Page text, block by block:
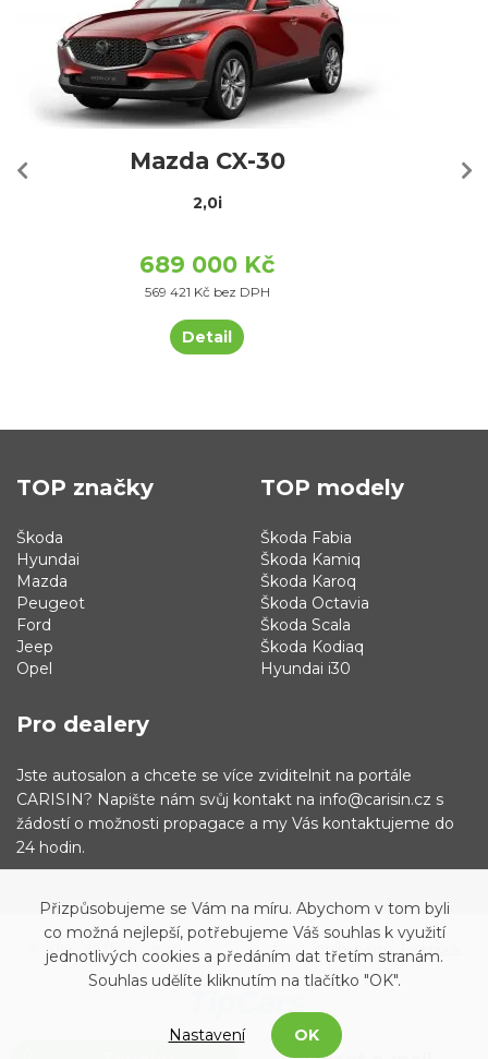
Mazda CX-30
2,0i
689 000 Kč
569 421 Kč bez DPH
Detail
TOP značky
Škoda
Hyundai
Mazda
Peugeot
Ford
Jeep
Opel
TOP modely
Škoda Fabia
Škoda Kamiq
Škoda Karoq
Škoda Octavia
Škoda Scala
Škoda Kodiaq
Hyundai i30
Pro dealery
Jste autosalon a chcete se více zviditelnit na portále
CARISIN? Napište nám svůj kontakt na info@carisin.cz s
žádostí o možnosti propagace a my Vás kontaktujeme do
24 hodin.
© 2019 - 2021 Carisin.cz Archiv vozů Facebook
Přizpůsobujeme se Vám na míru. Abychom v tom byli
co možná nejlepší, potřebujeme Váš souhlas k využití
jednotlivých cookies a předáním dat třetím stranám.
Souhlas udělíte kliknutím na tlačítko "OK".
Nastavení OK